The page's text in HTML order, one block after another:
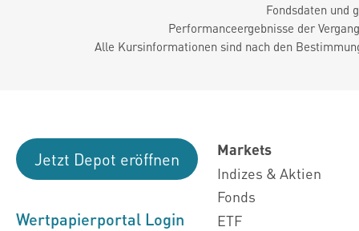
Fondsdaten und
Performanceergebnisse der
Alle Kursinformationen sind nach den
Jetzt Depot eröffnen
Wertpapierportal Login
Markets
Indizes & Aktien
Fonds
ETF